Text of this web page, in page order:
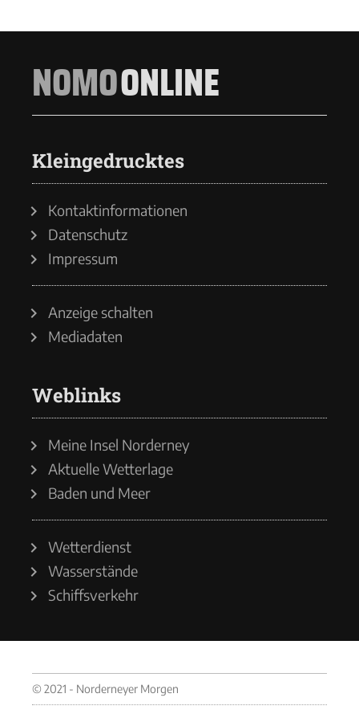
NOMOONLINE
Kleingedrucktes
Kontaktinformationen
Datenschutz
Impressum
Anzeige schalten
Mediadaten
Weblinks
Meine Insel Norderney
Aktuelle Wetterlage
Baden und Meer
Wetterdienst
Wasserstände
Schiffsverkehr
© 2021 - Norderneyer Morgen